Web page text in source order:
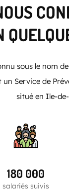
sous le nom
un Service de
situé en Ile-
180 000
salariés suivis